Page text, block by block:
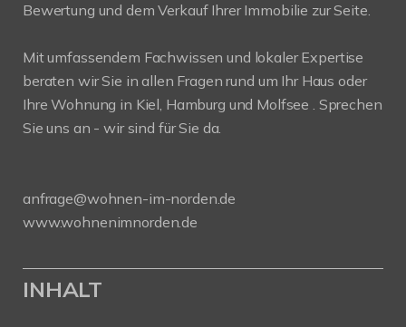
Bewertung und dem Verkauf Ihrer Immobilie zur Seite.
Mit umfassendem Fachwissen und lokaler Expertise
beraten wir Sie in allen Fragen rund um Ihr Haus oder
Ihre Wohnung in Kiel, Hamburg und Molfsee . Sprechen
Sie uns an - wir sind für Sie da.
anfrage@wohnen-im-norden.de
www.wohnenimnorden.de
INHALT